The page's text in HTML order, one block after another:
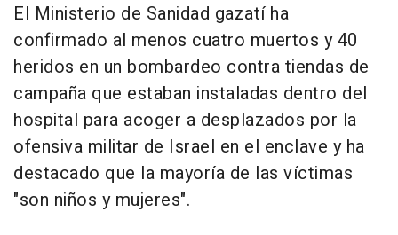
El Ministerio de Sanidad gazatí ha
confirmado al menos cuatro muertos y 40
heridos en un bombardeo contra tiendas de
campaña que estaban instaladas dentro del
hospital para acoger a desplazados por la
ofensiva militar de Israel en el enclave y ha
destacado que la mayoría de las víctimas
"son niños y mujeres".